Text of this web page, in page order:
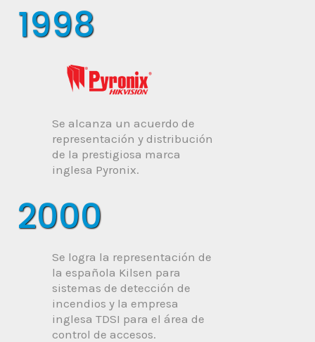
1998
Se alcanza un acuerdo de
representación y distribución
de la prestigiosa marca
inglesa Pyronix.
2000
Se logra la representación de
la española Kilsen para
sistemas de detección de
incendios y la empresa
inglesa TDSI para el área de
control de accesos.